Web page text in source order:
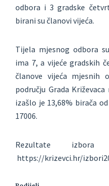
odbora i 3 gradske
birani su članovi vijeća.
Tijela mjesnog odbora
ima 7, a vijeće gradskih
članove vijeća mjesnih
području Grada
izašlo je 13,68% birača
17006.
Rezultate
https://krizevci.hr/